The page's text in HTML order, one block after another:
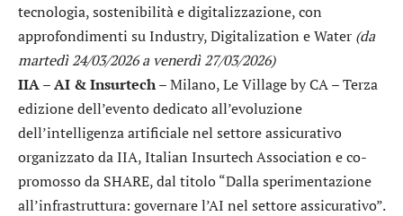
tecnologia, sostenibilità e digitalizzazione, con
approfondimenti su Industry, Digitalization e Water (da
martedì 24/03/2026 a venerdì 27/03/2026)
IIA – AI & Insurtech– Milano, Le Village by CA – Terza
edizione dell’evento dedicato all’evoluzione
dell’intelligenza artificiale nel settore assicurativo
organizzato da IIA, Italian Insurtech Association e co-
promosso da SHARE, dal titolo “Dalla sperimentazione
all’infrastruttura: governare l’AI nel settore assicurativo”.